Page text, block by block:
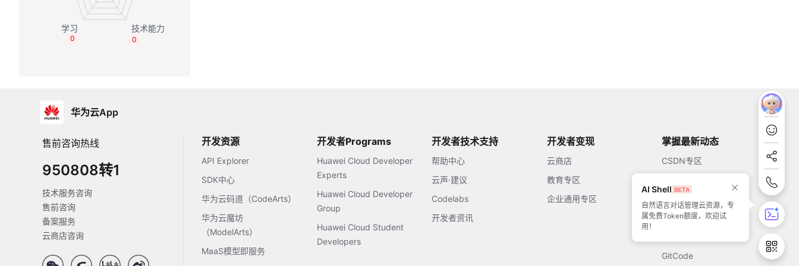
0
0
华为云App
售前咨询热线
950808转1
技术服务咨询
售前咨询
备案服务
云商店咨询
开发资源
API Explorer
SDK中心
华为云码道（CodeArts）
华为云魔坊
（ModelArts）
MaaS模型即服务
开发者Programs
Huawei Cloud Developer
Experts
Huawei Cloud Developer
Group
Huawei Cloud Student
Developers
开发者技术支持
帮助中心
云声·建议
Codelabs
开发者资讯
开发者变现
云商店
教育专区
企业通用专区
掌握最新动态
CSDN专区
51CTO
GitCode
AI Shell
自然语言对话管理云资源，专
属免费Token额度，欢迎试
用！